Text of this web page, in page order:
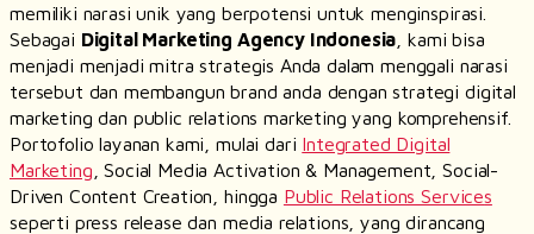
memiliki narasi unik yang berpotensi untuk menginspirasi.
Sebagai Digital Marketing AgencyIndonesia , kami bisa
menjadi menjadi mitra strategis Anda dalam menggali narasi
tersebut dan membangun brand anda dengan strategi digital
marketingdan public relations marketing yang komprehensif.
Portofolio layanan kami, mulai dari Integrated Digital
Marketing , Social Media Activation & Management, Social-
Driven Content Creation , hingga Public Relations Services
seperti press release dan media relations, yang dirancang